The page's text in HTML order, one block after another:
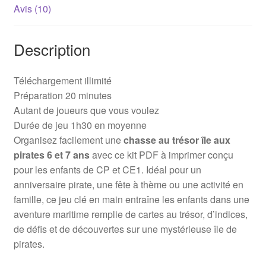
Avis (10)
Description
Téléchargement illimité
Préparation 20 minutes
Autant de joueurs que vous voulez
Durée de jeu 1h30 en moyenne
Organisez facilement unechasse au trésor île aux
pirates 6 et 7 ansavec ce kit PDF à imprimer conçu
pour les enfants de CP et CE1. Idéal pour un
anniversaire pirate, une fête à thème ou une activité en
famille, ce jeu clé en main entraîne les enfants dans une
aventure maritime remplie de cartes au trésor, d’indices,
de défis et de découvertes sur une mystérieuse île de
pirates.